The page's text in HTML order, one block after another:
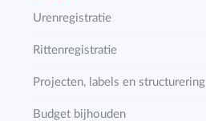
Urenregistratie
Rittenregistratie
Projecten, labels en structurering
Budget bijhouden